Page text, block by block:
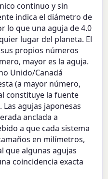
continuo y sin
indica el diámetro de
lo que una aguja de 4.0
lugar del planeta. El
propios números
mayor es la aguja.
Unido/Canadá
(a mayor número,
constituye la fuente
agujas japonesas
anclada a
a que cada sistema
en milímetros,
que algunas agujas
coincidencia exacta